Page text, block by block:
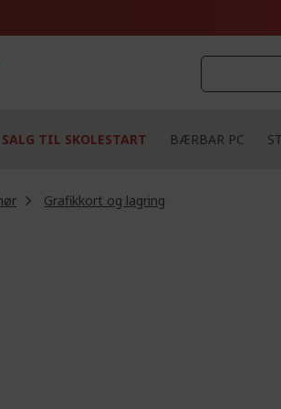
SALG TIL SKOLESTART BÆRBAR PC
Grafikkort og lagring